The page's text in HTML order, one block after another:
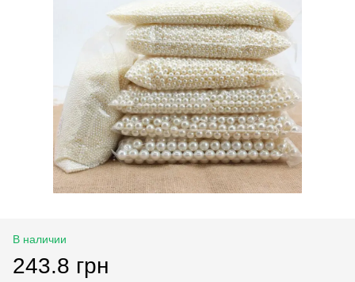
В наличии
243.8 грн